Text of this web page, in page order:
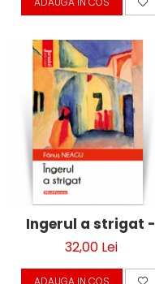
Ingerul a strigat -
Fanus Neagu
32,00 Lei